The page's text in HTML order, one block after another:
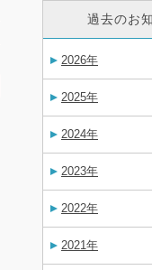
過去のお
2026年
2025年
2024年
2023年
2022年
2021年